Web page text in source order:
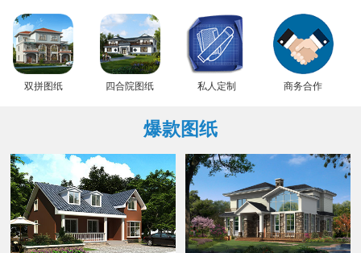
双拼图纸 四合院图纸 私人定制 商务合作
爆款图纸